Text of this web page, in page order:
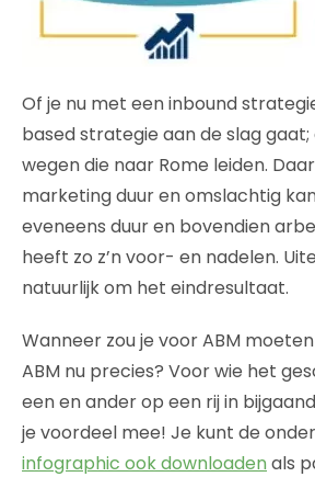
Of je nu met een inbound
based strategie aan de slag
wegen die naar Rome leiden.
marketing duur en omslachtig kan
eveneens duur en bovendien
heeft zo z’n voor- en nadelen.
natuurlijk om het eindresultaat.
Wanneer zou je voor ABM
ABM nu precies? Voor wie het
een en ander op een rij in
je voordeel mee! Je kunt de
infographic ook downloaden als